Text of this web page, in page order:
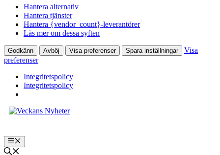
Hantera alternativ
Hantera tjänster
Hantera {vendor_count}-leverantörer
Läs mer om dessa syften
Godkänn Avböj Visa preferenser Spara inställningar
Visa
preferenser
Integritetspolicy
Integritetspolicy
Hoppa
Meny